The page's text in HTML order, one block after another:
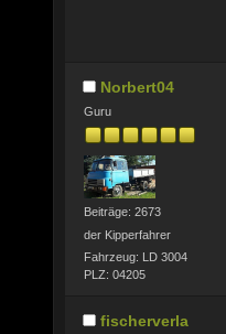
Norbert04
Guru
Beiträge: 2673
der Kipperfahrer
Fahrzeug: LD 3004
PLZ: 04205
fischerverla